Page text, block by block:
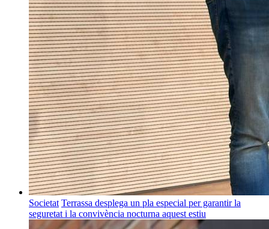
Societat Terrassa desplega un pla especial per garantir la
seguretat i la convivència nocturna aquest estiu